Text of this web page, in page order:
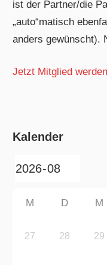
ist der Partner/die
„auto“matisch
anders gewünscht).
Jetzt Mitglied
Kalender
M D M
27 28 29